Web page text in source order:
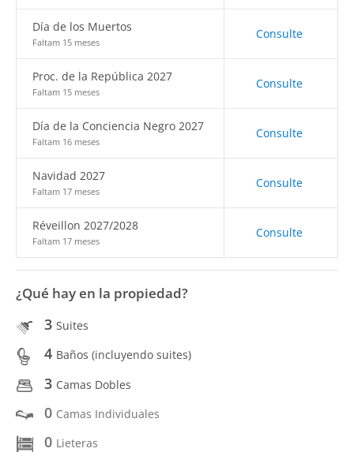
Día de los Muertos
Faltam 15 meses
Consulte
Proc. de la República 2027
Faltam 15 meses
Consulte
Día de la Conciencia Negro 2027
Faltam 16 meses
Consulte
Navidad 2027
Faltam 17 meses
Consulte
Réveillon 2027/2028
Faltam 17 meses
Consulte
¿Qué hay en la propiedad?
3 Suites
4 Baños (incluyendo suites)
3 Camas Dobles
0 Camas Individuales
0 Lieteras